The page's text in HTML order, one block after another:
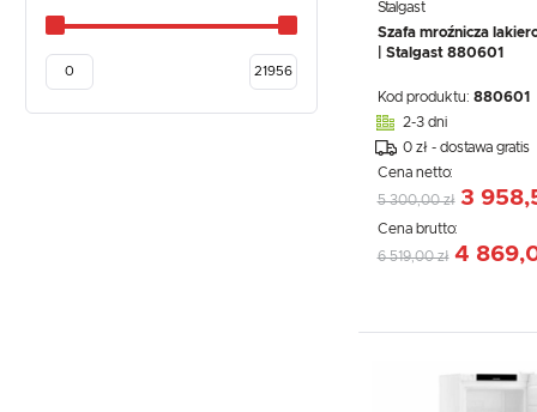
Stalgast
Szafa mroźnicza
| Stalgast 880601
Kod produktu: 880601
2-3 dni
0 zł - dostawa gratis
Cena netto:
5 300,00 zł 3
Cena brutto:
6 519,00 zł 4